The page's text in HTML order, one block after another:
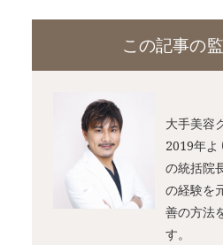
この記事の
大手美容
2019年よ
の統括院
の経験を
善の方法
す。